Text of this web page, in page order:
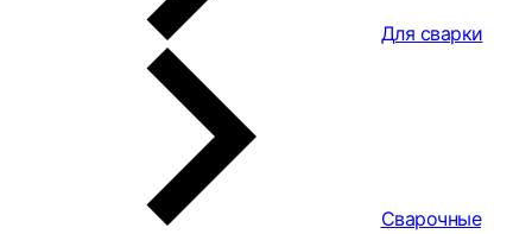
Для сварки
Сварочные